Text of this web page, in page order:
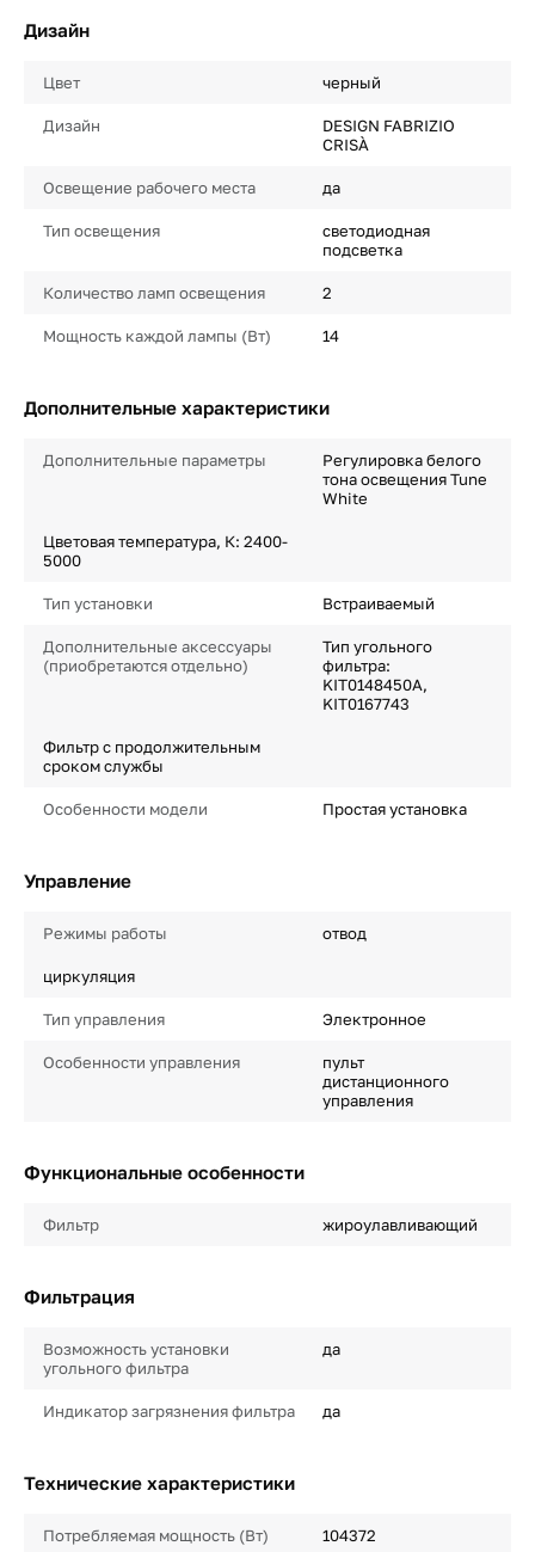
Дизайн
Цвет черный
Дизайн
DESIGN FABRIZIO
CRISÀ
Освещение рабочего места да
Тип освещения
светодиодная
подсветка
Количество ламп освещения 2
Мощность каждой лампы (Вт) 14
Дополнительные характеристики
Дополнительные параметры
Регулировка белого
тона освещения Tune
White
Цветовая температура, К: 2400-
5000
Тип установки Встраиваемый
Дополнительные аксессуары
(приобретаются отдельно)
Тип угольного
фильтра:
KIT0148450A,
KIT0167743
Фильтр с продолжительным
сроком службы
Особенности модели Простая установка
Управление
Режимы работы отвод
циркуляция
Тип управления Электронное
Особенности управления
пульт
дистанционного
управления
Функциональные особенности
Фильтр жироулавливающий
Фильтрация
Возможность установки
угольного фильтра
да
Индикатор загрязнения фильтра да
Технические характеристики
Потребляемая мощность (Вт) 104372